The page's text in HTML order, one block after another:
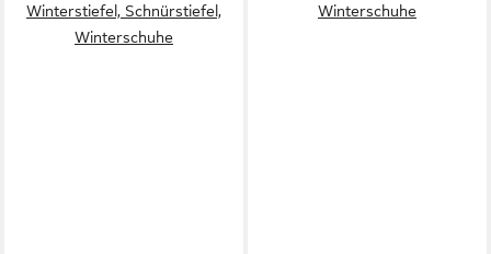
Winterstiefel, Schnürstiefel,
Winterschuhe
Winterschuhe